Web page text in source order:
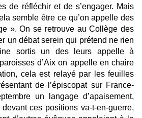
de réfléchir et de s’engager. Mais
semble être ce qu’on appelle des
». On se retrouve au Collège des
un débat serein qui prétend ne rien
sortis un des leurs appelle à
d’Aix on appelle en chaire
cela est relayé par les feuilles
de l’épiscopat sur France-
un langage d’apaisement,
ces positions va-t-en-guerre,